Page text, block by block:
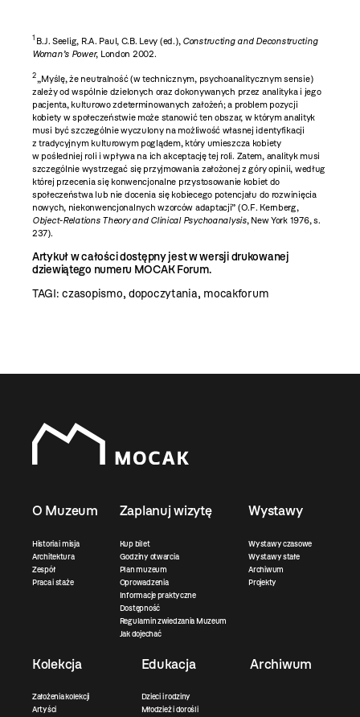
1 B.J. Seelig, R.A. Paul, C.B. Levy (ed.), Constructing and Deconstructing
Woman’s Power, London 2002.
2„Myślę, że neutralność (w technicznym, psychoanalitycznym sensie)
zależy od wspólnie dzielonych oraz dokonywanych przez analityka i jego
pacjenta, kulturowo zdeterminowanych założeń; a problem pozycji
kobiety w społeczeństwie może stanowić ten obszar, w którym analityk
musi być szczególnie wyczulony na możliwość własnej identyfikacji
z tradycyjnym kulturowym poglądem, który umieszcza kobiety
w pośledniej roli i wpływa na ich akceptację tej roli. Zatem, analityk musi
szczególnie wystrzegać się przyjmowania założonej z góry opinii, według
której przecenia się konwencjonalne przystosowanie kobiet do
społeczeństwa lub nie docenia się kobiecego potencjału do rozwinięcia
nowych, niekonwencjonalnych wzorców adaptacji” (O.F. Kernberg,
Object-Relations Theory and Clinical Psychoanalysis, New York 1976, s.
237).
Artykuł w całości dostępny jest w wersji drukowanej
dziewiątego numeru MOCAK Forum.
TAGI:czasopismo, dopoczytania, mocakforum
O Muzeum
Historia i misja
Architektura
Zespół
Praca i staże
Zaplanuj wizytę
Kup bilet
Godziny otwarcia
Plan muzeum
Oprowadzenia
Informacje praktyczne
Dostępność
Regulamin zwiedzania Muzeum
Jak dojechać
Wystawy
Wystawy czasowe
Wystawy stałe
Archiwum
Projekty
Kolekcja
Założenia kolekcji
Artyści
Edukacja
Dzieci i rodziny
Młodzież i dorośli
Archiwum